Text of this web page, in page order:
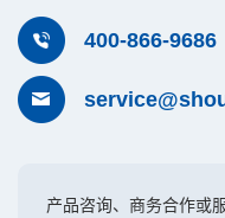
400-866-9686
产品咨询、商务合作或